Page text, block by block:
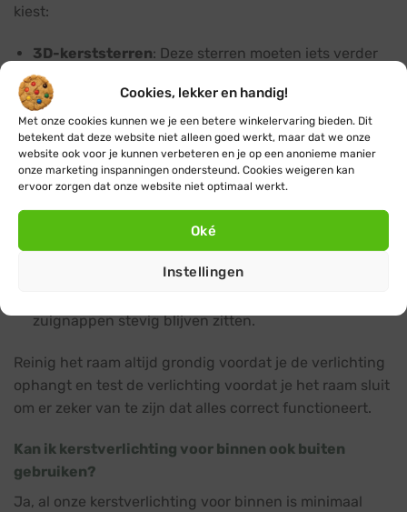
Cookies, lekker en handig!
Met onze cookies kunnen we je een betere winkelervaring bieden. Dit
betekent dat deze website niet alleen goed werkt, maar dat we onze
website ook voor je kunnen verbeteren en je op een anonieme manier
onze marketing inspanningen ondersteund. Cookies weigeren kan
ervoor zorgen dat onze website niet optimaal werkt.
Oké
Instellingen
kiest:
3D-kerststerren: Deze sterren moeten iets verder
van het raam af hangen voor het beste effect.
Gebruik haakjes of speciale raambevestigingen om
de sterren stevig op te hangen.
Lichtgordijnen: Bevestig lichtgordijnen eenvoudig
aan een bestaande gordijnrail met behulp van tie-
wraps of speciale clips. Zorg ervoor dat de snoeren
en stekkers veilig zijn weggewerkt.
Raamkerstboom: Gebruik de meegeleverde
zuignappen om de raamkerstboom direct op het
zuignappen stevig blijven zitten.
Reinig het raam altijd grondig voordat je de verlichting
ophangt en test de verlichting voordat je het raam sluit
om er zeker van te zijn dat alles correct functioneert.
Kan ik kerstverlichting voor binnen ook buiten
gebruiken?
Ja, al onze kerstverlichting voor binnen is minimaal